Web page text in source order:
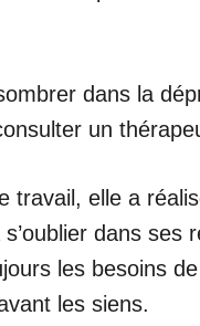
dans la
un
travail, elle a
dans ses
les besoins
les siens.